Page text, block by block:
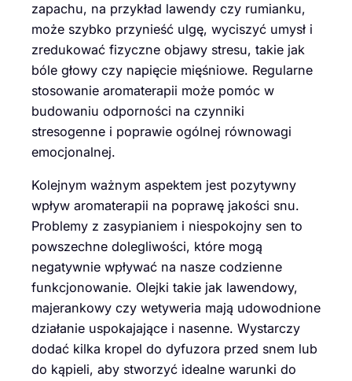
zapachu, na przykład lawendy czy rumianku,
może szybko przynieść ulgę, wyciszyć umysł i
zredukować fizyczne objawy stresu, takie jak
bóle głowy czy napięcie mięśniowe. Regularne
stosowanie aromaterapii może pomóc w
budowaniu odporności na czynniki
stresogenne i poprawie ogólnej równowagi
emocjonalnej.
Kolejnym ważnym aspektem jest pozytywny
wpływ aromaterapii na poprawę jakości snu.
Problemy z zasypianiem i niespokojny sen to
powszechne dolegliwości, które mogą
negatywnie wpływać na nasze codzienne
funkcjonowanie. Olejki takie jak lawendowy,
majerankowy czy wetyweria mają udowodnione
działanie uspokajające i nasenne. Wystarczy
dodać kilka kropel do dyfuzora przed snem lub
do kąpieli, aby stworzyć idealne warunki do